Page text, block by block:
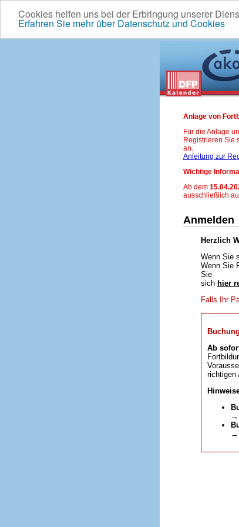
Cookies helfen uns bei der Erbringung unserer
Erfahren Sie mehr über Datenschutz und Cookies
Anlage von
Für die Anlage
Registrieren Sie
an.
Anleitung zur
Wichtige
Ab dem
ausschließlich
Anmelden
Herzlich
Wenn Sie
Wenn Sie
Sie
sich hier
Falls Ihr
Ab
richtigen
→
→